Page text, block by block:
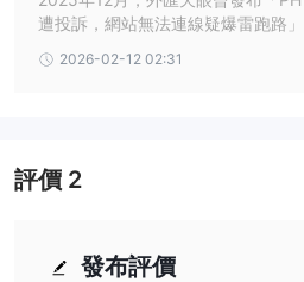
遭投訴，網站無法連線疑爆雷跑路
現其英國公司也遭多位用戶曝光，
2026-02-12 02:31
發布評價
評價 2